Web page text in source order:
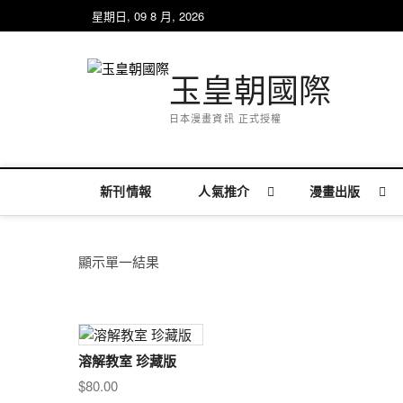
to
星期日, 09 8 月, 2026
玉皇朝國際
日本漫畫資訊 正式授權
新刊情報 人氣推介 漫畫出版
顯示單一結果
溶解教室 珍藏版
$80.00